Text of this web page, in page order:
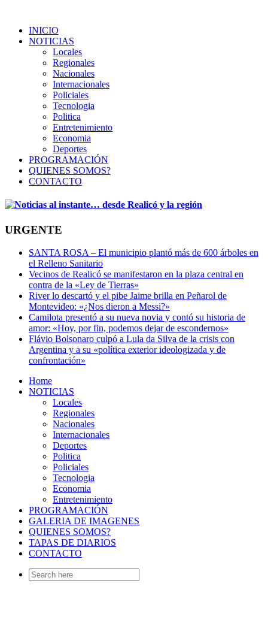
INICIO
NOTICIAS
Locales
Regionales
Nacionales
Internacionales
Policiales
Tecnologia
Politica
Entretenimiento
Economia
Deportes
PROGRAMACIÓN
QUIENES SOMOS?
CONTACTO
URGENTE
SANTA ROSA – El municipio plantó más de 600 árboles en
el Relleno Sanitario
Vecinos de Realicó se manifestaron en la plaza central en
contra de la «Ley de Tierras»
River lo descartó y el pibe Jaime brilla en Peñarol de
Montevideo: «¿Nos dieron a Messi?»
Camilota presentó a su nueva novia y contó su historia de
amor: «Hoy, por fin, podemos dejar de escondernos»
Flávio Bolsonaro culpó a Lula da Silva de la crisis con
Argentina y a su «política exterior ideologizada y de
confrontación»
Home
NOTICIAS
Locales
Regionales
Nacionales
Internacionales
Deportes
Politica
Policiales
Tecnologia
Economia
Entretenimiento
PROGRAMACIÓN
GALERIA DE IMAGENES
QUIENES SOMOS?
TAPAS DE DIARIOS
CONTACTO
Search
for: